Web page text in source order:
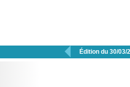
 Édition du 30/03/